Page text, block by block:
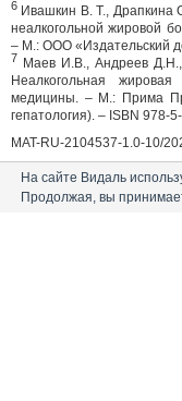
6 Ивашкин В. Т., Драпкина
неалкогольной жировой
– М.: ООО «Издательский
7 Маев И.В., Андреев
Неалкогольная
медицины. – М.: Прима
гепатология). – ISBN 978-
MAT-RU-2104537-1.0-10/
Поделиться
На сайте Видаль
Продолжая, вы